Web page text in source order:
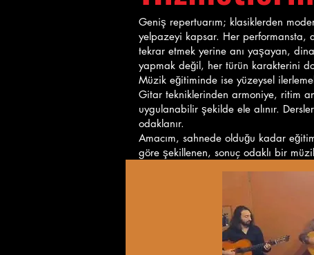
Geniş repertuarım; klasiklerden
yelpazeyi kapsar. Her performansta,
tekrar etmek yerine anı yaşayan,
yapmak değil, her türün karakterini
Müzik eğitiminde ise yüzeysel
Gitar tekniklerinden armoniye, ritim
uygulanabilir şekilde ele alınır.
odaklanır.
Amacım, sahnede olduğu kadar
göre şekillenen, sonuç odaklı bir